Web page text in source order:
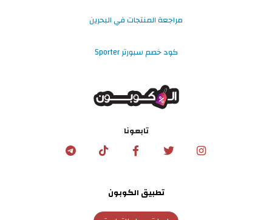
مراجعة المنتجات في البحرين
كود خصم سبورتر Sporter
تابعونا
تطبيق الكوبون